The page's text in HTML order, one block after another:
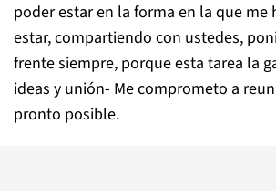
poder estar en la forma en la que me
estar, compartiendo con ustedes,
frente siempre, porque esta tarea la
ideas y unión- Me comprometo a
pronto posible.